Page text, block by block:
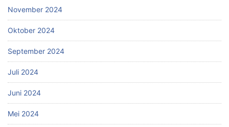
November 2024
Oktober 2024
September 2024
Juli 2024
Juni 2024
Mei 2024